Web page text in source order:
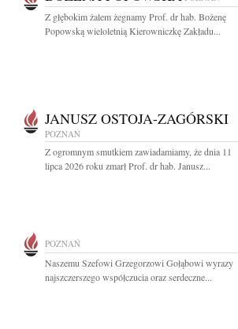
Z głębokim żalem żegnamy Prof. dr hab. Bożenę
Popowską wieloletnią Kierowniczkę Zakładu...
JANUSZ OSTOJA-ZAGÓRSKI
POZNAŃ
Z ogromnym smutkiem zawiadamiamy, że dnia 11
lipca 2026 roku zmarł Prof. dr hab. Janusz...
POZNAŃ
Naszemu Szefowi Grzegorzowi Gołąbowi wyrazy
najszczerszego współczucia oraz serdeczne...